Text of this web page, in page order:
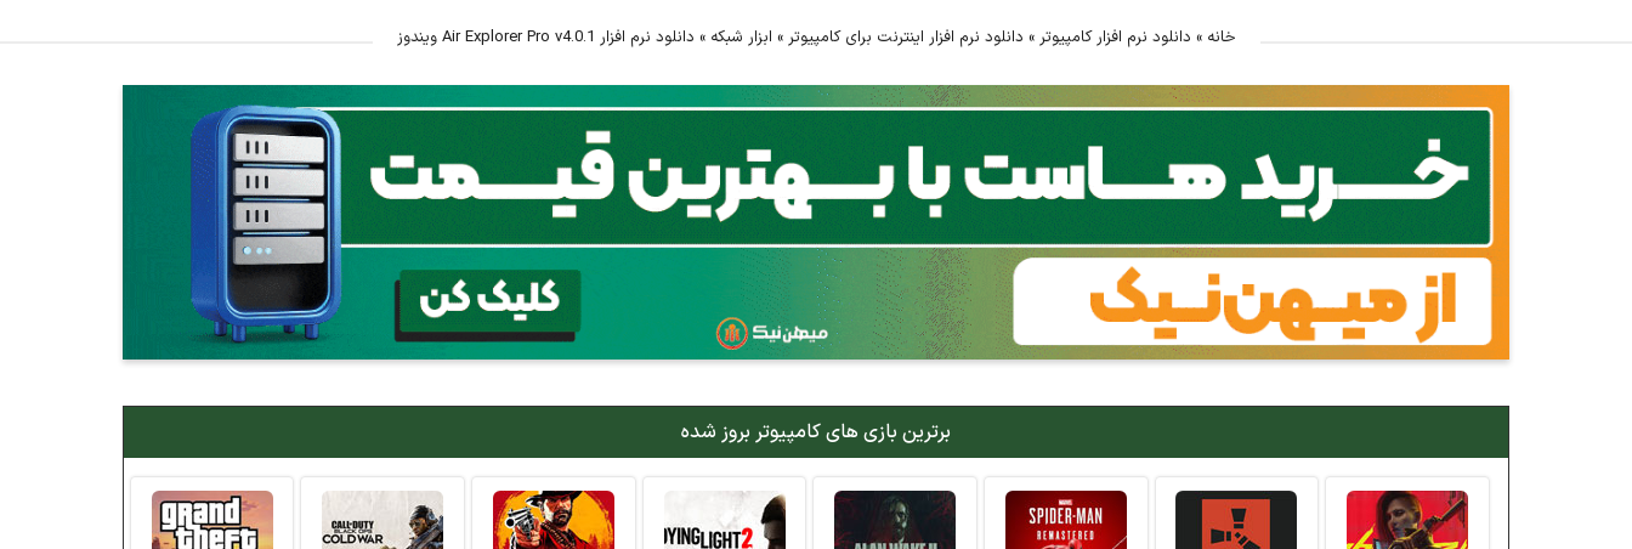
موسیقی
خانه » دانلود نرم افزار کامپیوتر » دانلود نرم افزار اینترنت برای کامپیوتر » ابزار شبکه » دانلود نرم افزار Air Explorer Pro v4.0.1 ویندوز
برترین بازی های کامپیوتر بروز شده